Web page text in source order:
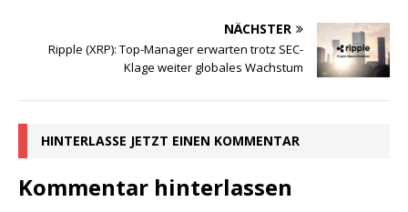
NÄCHSTER
Ripple (XRP): Top-Manager erwarten trotz SEC-
Klage weiter globales Wachstum
HINTERLASSE JETZT EINEN KOMMENTAR
Kommentar hinterlassen